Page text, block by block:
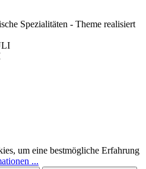
Spezialitäten - Theme realisiert
um eine bestmögliche Erfahrung
...